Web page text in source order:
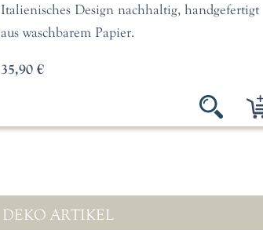
Italienisches Design nachhaltig, handgefertigt
aus waschbarem Papier.
35,90 €
DEKO ARTIKEL